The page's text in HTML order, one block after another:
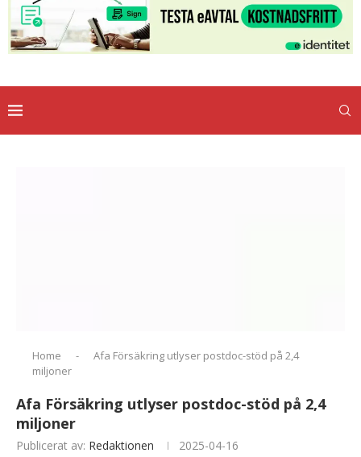
Home -
Afa Försäkring utlyser postdoc-stöd på 2,4
miljoner
Afa Försäkring utlyser postdoc-stöd på 2,4
miljoner
Publicerat av: Redaktionen 2025-04-16